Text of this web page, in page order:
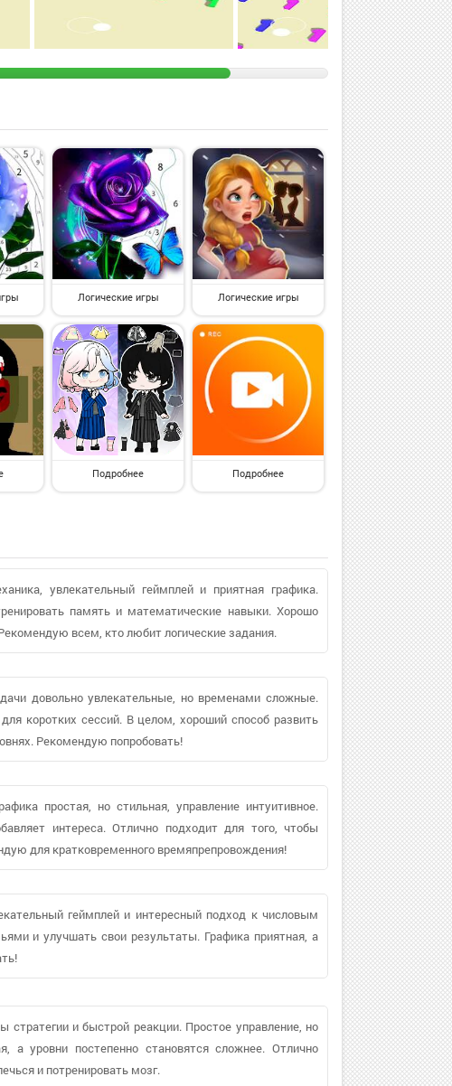
Логические игры Логические игры
Подробнее Подробнее
увлекательный геймплей и приятная графика.
память и математические навыки. Хорошо
всем, кто любит логические задания.
довольно увлекательные, но временами сложные.
коротких сессий. В целом, хороший способ развить
Рекомендую попробовать!
простая, но стильная, управление интуитивное.
интереса. Отлично подходит для того, чтобы
для кратковременного времяпрепровождения!
геймплей и интересный подход к числовым
и улучшать свои результаты. Графика приятная, а
стратегии и быстрой реакции. Простое управление, но
а уровни постепенно становятся сложнее. Отлично
и потренировать мозг.